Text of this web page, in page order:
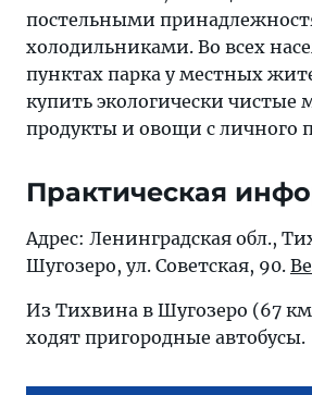
постельными
холодильниками. Во всех
пунктах парка у местных
купить экологически чистые
продукты и овощи с личного
Практическая
Адрес: Ленинградская обл.,
Шугозеро, ул. Советская, 90.
Из Тихвина в Шугозеро (67
ходят пригородные автобусы.